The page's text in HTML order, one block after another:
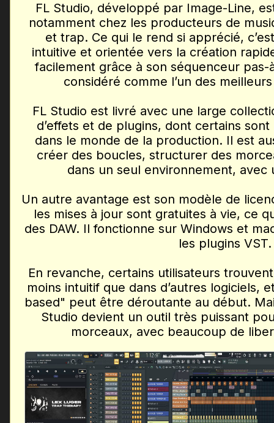
FL Studio, développé par Image-Line,
notamment chez les producteurs de
et trap. Ce qui le rend si apprécié,
intuitive et orientée vers la création
facilement grâce à son séquenceur pas-
considéré comme l’un des
FL Studio est livré avec une large
d’effets et de plugins, dont certains
dans le monde de la production. Il est
créer des boucles, structurer des
dans un seul environnement, avec
Un autre avantage est son modèle de
les mises à jour sont gratuites à vie, ce
des DAW. Il fonctionne sur Windows et
les plugins VST.
En revanche, certains utilisateurs
moins intuitif que dans d’autres logiciels,
based" peut être déroutante au début.
Studio devient un outil très puissant
morceaux, avec beaucoup de